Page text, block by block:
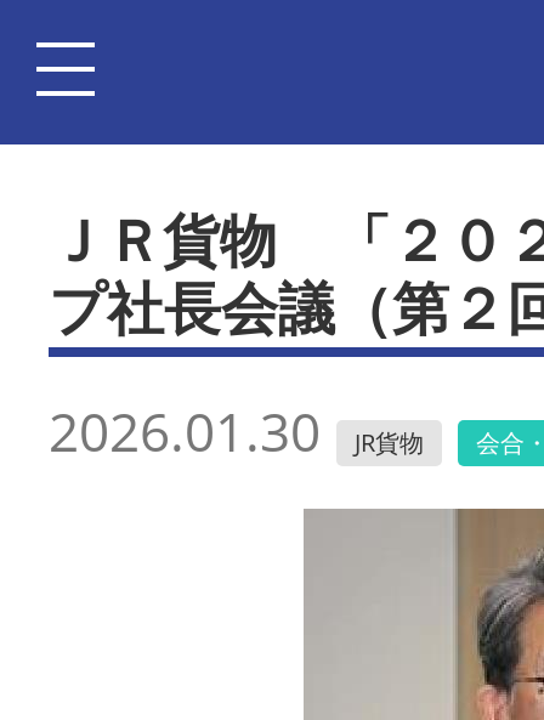
ＪＲ貨物 「２０
プ社長会議（第２
2026.01.30 JR貨物 会合